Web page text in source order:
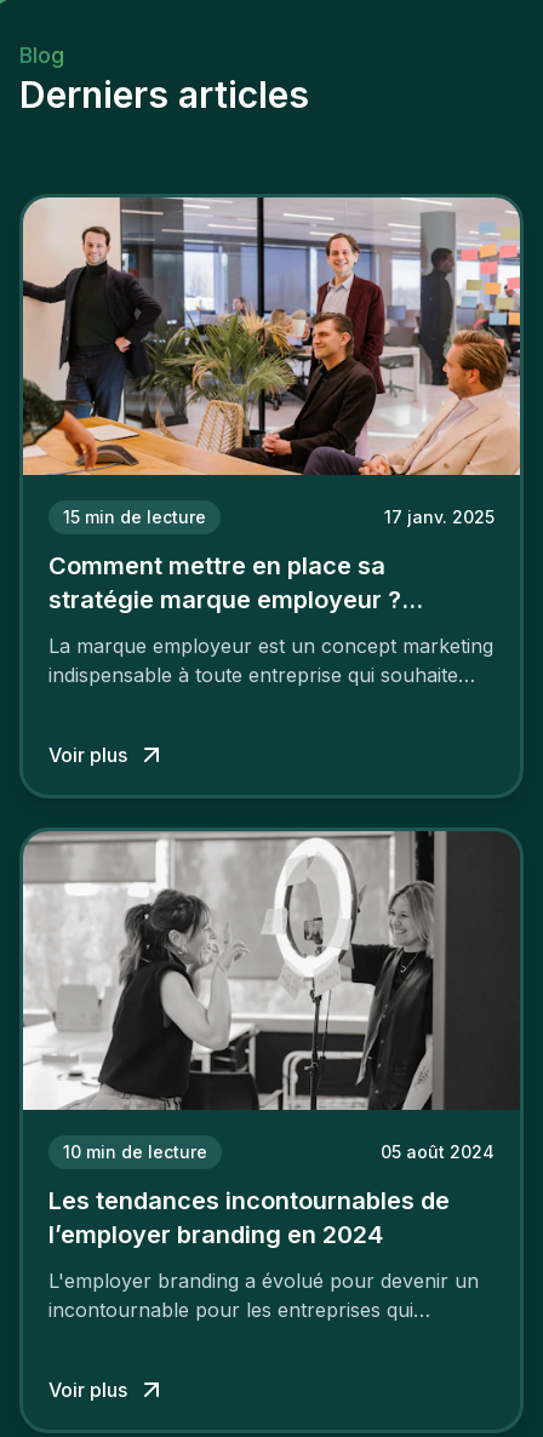
Blog
Derniers articles
15 min de lecture 17 janv. 2025
Comment mettre en place sa
stratégie marque employeur ?
Découvrez les 7 étapes
La marque employeur est un concept marketing
indispensable à toute entreprise qui souhaite
employeur solide et positive sont évidentes, ce
travail, pour qu’il soit réussi, ne peut se faire en
mettre en œuvre un certain nombre d’actions.
Voir plus
10 min de lecture 05 août 2024
Les tendances incontournables de
l’employer branding en 2024
L'employer branding a évolué pour devenir un
incontournable pour les entreprises qui
Voir plus